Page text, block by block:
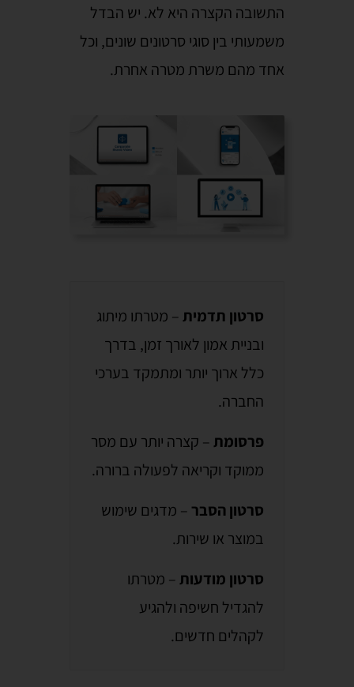
התשובה הקצרה היא לא. יש הבדל
משמעותי בין סוגי סרטונים שונים, וכל
אחד מהם משרת מטרה אחרת.
סרטון תדמית – מטרתו מיתוג
ובניית אמון לאורך זמן, בדרך
כלל ארוך יותר ומתמקד בערכי
החברה.
פרסומת – קצרה יותר עם מסר
ממוקד וקריאה לפעולה ברורה.
סרטון הסבר – מדגים שימוש
במוצר או שירות.
סרטון מודעות – מטרתו
להגדיל חשיפה ולהגיע
לקהלים חדשים.